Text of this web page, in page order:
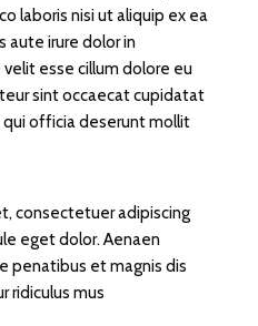
laboris nisi ut aliquip ex ea
aute irure dolor in
esse cillum dolore eu
sint occaecat cupidatat
qui officia deserunt mollit
consectetuer adipiscing
eget dolor. Aenaen
penatibus et magnis dis
ridiculus mus